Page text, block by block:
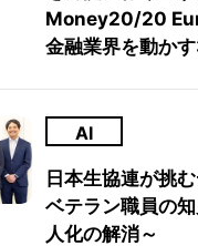
Money20/20
金融業界を動か
AI
日本生協連が挑
ベテラン職員の
人化の解消～